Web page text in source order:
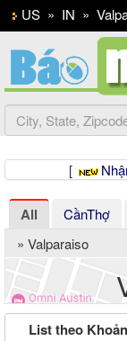
US » IN »
[
All CầnThợ
» Valparaiso
List theo